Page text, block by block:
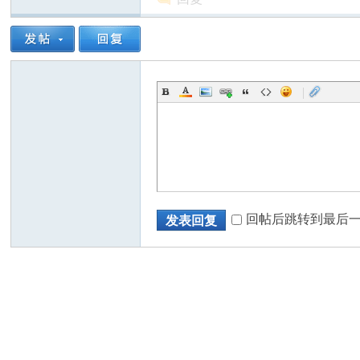
网
|
发表回复 回帖后跳转到最后